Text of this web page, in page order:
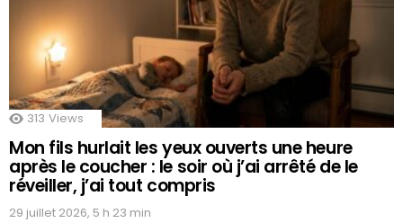
313 Views
Mon fils hurlait les yeux ouverts une heure
après le coucher : le soir où j’ai arrêté de le
réveiller, j’ai tout compris
29 juillet 2026, 5 h 23 min